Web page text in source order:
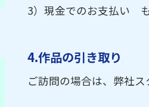
3）現金でのお支払い
4.作品の引き取り
ご訪問の場合は、弊社ス